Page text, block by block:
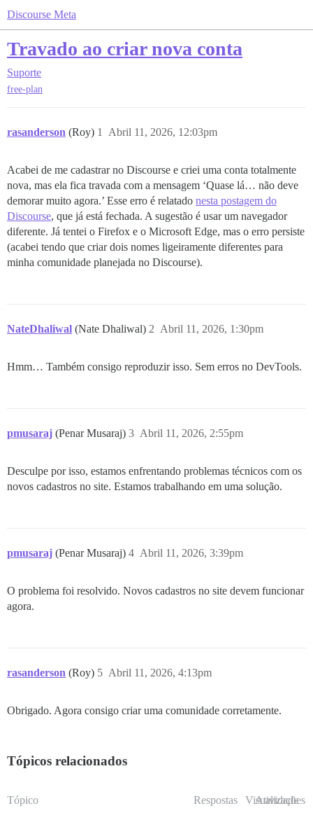
Discourse Meta
Travado ao criar nova conta
Suporte
free-plan
rasanderson (Roy) Abril 11, 2026, 12:03pm
1
Acabei de me cadastrar no Discourse e criei uma conta totalmente
nova, mas ela fica travada com a mensagem ‘Quase lá… não deve
demorar muito agora.’ Esse erro é relatado nesta postagem do
Discourse, que já está fechada. A sugestão é usar um navegador
diferente. Já tentei o Firefox e o Microsoft Edge, mas o erro persiste
(acabei tendo que criar dois nomes ligeiramente diferentes para
minha comunidade planejada no Discourse).
NateDhaliwal (Nate Dhaliwal) Abril 11, 2026, 1:30pm
2
Hmm… Também consigo reproduzir isso. Sem erros no DevTools.
pmusaraj (Penar Musaraj) Abril 11, 2026, 2:55pm
3
Desculpe por isso, estamos enfrentando problemas técnicos com os
novos cadastros no site. Estamos trabalhando em uma solução.
pmusaraj (Penar Musaraj) Abril 11, 2026, 3:39pm
4
O problema foi resolvido. Novos cadastros no site devem funcionar
agora.
rasanderson (Roy) Abril 11, 2026, 4:13pm
5
Obrigado. Agora consigo criar uma comunidade corretamente.
Tópicos relacionados
Tópico Respostas Visualizações
Atividade